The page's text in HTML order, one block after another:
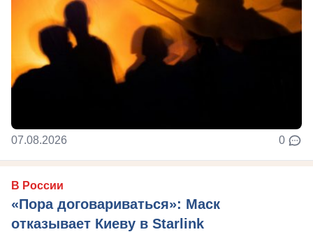
07.08.2026 0
В России
«Пора договариваться»: Маск
отказывает Киеву в Starlink